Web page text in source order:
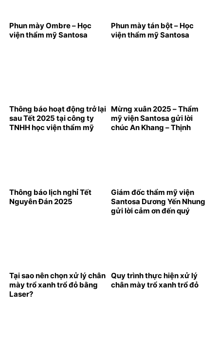
Phun mày Ombre – Học
viện thẩm mỹ Santosa
Phun mày tán bột – Học
viện thẩm mỹ Santosa
Thông báo hoạt động trở lại
sau Tết 2025 tại công ty
TNHH học viện thẩm mỹ
Mừng xuân 2025 – Thẩm
mỹ viện Santosa gửi lời
chúc An Khang – Thịnh
Thông báo lịch nghỉ Tết
Nguyên Đán 2025
Giám đốc thẩm mỹ viện
Santosa Dương Yến Nhung
gửi lời cảm ơn đến quý
Tại sao nên chọn xử lý chân
mày trổ xanh trổ đỏ bằng
Laser?
Quy trình thực hiện xử lý
chân mày trổ xanh trổ đỏ